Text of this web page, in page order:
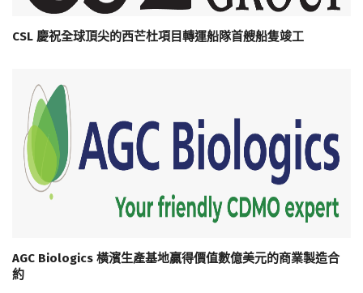
CSL 慶祝全球頂尖的西芒杜項目轉運船隊首艘船隻竣工
AGC Biologics 橫濱生產基地贏得價值數億美元的商業製造合
約